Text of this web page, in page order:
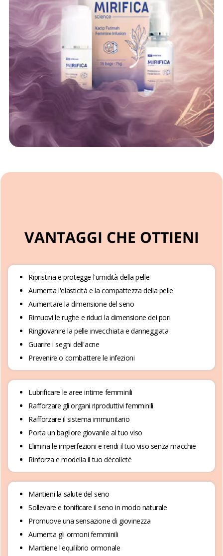
VANTAGGI CHE OTTIENI
Ripristina e protegge l'umidità della pelle
Aumenta l'elasticità e la compattezza della pelle
Aumentare la dimensione del seno
Rimuovi le rughe e riduci la dimensione dei pori
Ringiovanire la pelle invecchiata e danneggiata
Guarire i segni dell'acne
Prevenire o combattere le infezioni
Lubrificare le aree intime femminili
Rafforzare gli organi riproduttivi femminili
Rafforzare il sistema immunitario
Porta un bagliore giovanile al tuo viso
Elimina le imperfezioni e rendi il tuo viso senza macchie
Rinforza e modella il tuo décolleté
Mantieni la salute del seno
Sollevare e tonificare il seno in modo naturale
Promuove una sensazione di giovinezza
Aumenta gli ormoni femminili
Mantiene l'equilibrio ormonale